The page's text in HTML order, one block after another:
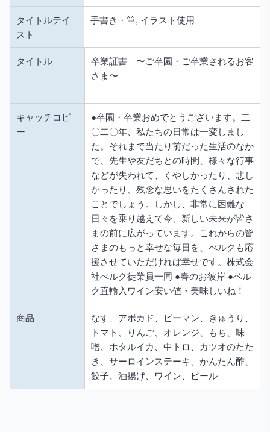
タイトルテイ
スト
手書き・筆, イラスト使用
タイトル
卒業証書 〜ご卒園・ご卒業されるお客
さま〜
キャッチコピ
ー
●卒園・卒業おめでとうございます。二
〇二〇年、私たちの日常は一変しまし
た。それまで当たり前だった生活のなか
で、先生や友だちとの時間、様々な行事
などが失われて、くやしかったり、悲し
かったり、残念な思いをたくさんされた
ことでしょう。しかし、非常に困難な
日々を乗り越えて今、新しい未来が皆さ
まの前に広がっています。これからの皆
さまのもっと幸せな毎日を、べルクも応
援させていただければ幸せです。株式会
社べルク徒業員一同 ●春のお彼岸 ●ベル
ク直輸入ワイン安い値・美味しいね！
商品
なす、アボカド、ピーマン、きゅうり、
トマト、りんご、オレンジ、もち、味
噌、ホタルイカ、中トロ、カツオのたた
き、サーロインステーキ、かんたん酢、
餃子、油揚げ、ワイン、ビール